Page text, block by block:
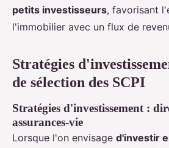
petits investisseurs, favorisant
l'immobilier avec un flux de
Stratégies
de sélection des SCPI
Stratégies d'investissement :
assurances-vie
Lorsque l'on envisage d'investir